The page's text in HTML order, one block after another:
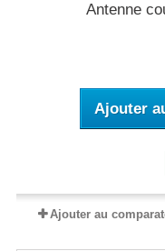
Antenne
Ajouter
Ajouter au